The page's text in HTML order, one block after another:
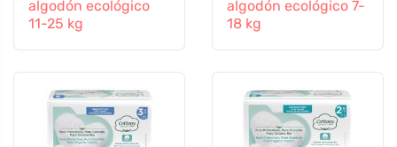
algodón ecológico
11-25 kg
algodón ecológico 7-
18 kg